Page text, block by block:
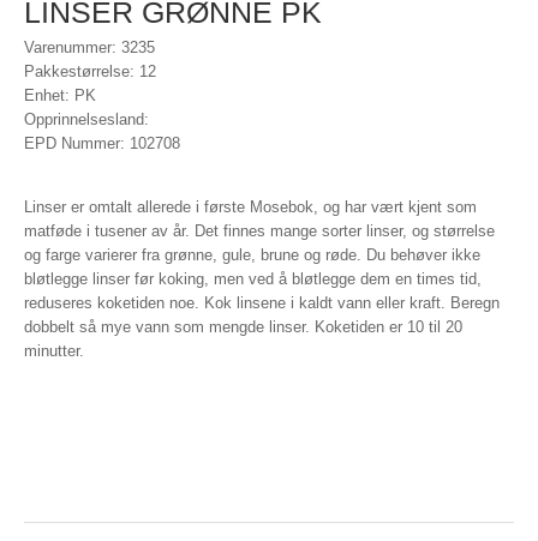
LINSER GRØNNE PK
Varenummer: 3235
Pakkestørrelse: 12
Enhet: PK
Opprinnelsesland:
EPD Nummer: 102708
Linser er omtalt allerede i første Mosebok, og har vært kjent som
matføde i tusener av år. Det finnes mange sorter linser, og størrelse
og farge varierer fra grønne, gule, brune og røde. Du behøver ikke
bløtlegge linser før koking, men ved å bløtlegge dem en times tid,
reduseres koketiden noe. Kok linsene i kaldt vann eller kraft. Beregn
dobbelt så mye vann som mengde linser. Koketiden er 10 til 20
minutter.